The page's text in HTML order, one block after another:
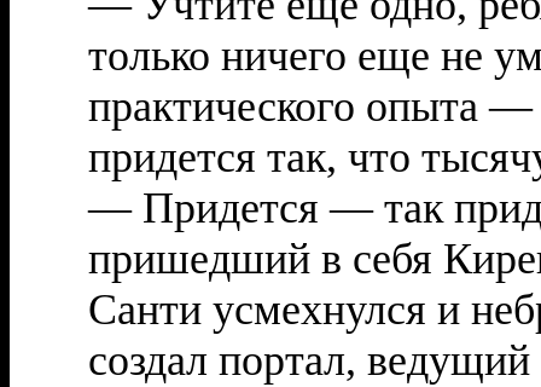
только ничего еще не
практического опыта
придется так, что
— Придется — так
пришедший в себя
Санти усмехнулся и
создал портал,